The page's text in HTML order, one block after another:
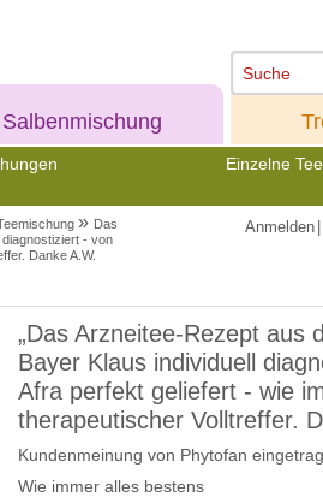
Einzelne
Salbenmischung
» Das
- von
Danke A.W.
Anmelden
„Das Arzneitee-Rezept aus
Bayer Klaus individuell
Afra perfekt geliefert - wie
therapeutischer Volltreffer.
Kundenmeinung von Phytofan
Wie immer alles bestens